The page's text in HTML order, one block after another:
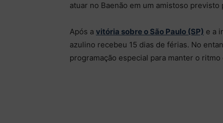
atuar no Baenão em um amistoso previsto
Após a vitória sobre o São Paulo (SP) e a
azulino recebeu 15 dias de férias. No
programação especial para manter o